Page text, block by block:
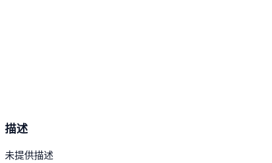
描述
未提供描述